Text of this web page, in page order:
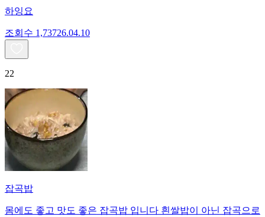
하잉요
조회수 1,73726.04.10
22
잡곡밥
몸에도 좋고 맛도 좋은 잡곡밥 입니다 흰쌀밥이 아닌 잡곡으로